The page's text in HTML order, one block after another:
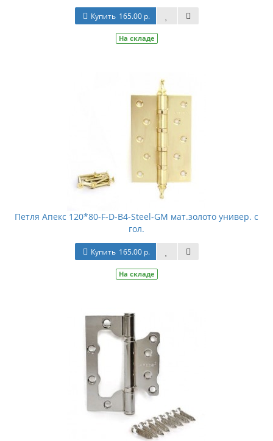
Купить 165.00 р.
На складе
Петля Апекс 120*80-F-D-B4-Steel-GM мат.золото универ. с
гол.
Купить 165.00 р.
На складе